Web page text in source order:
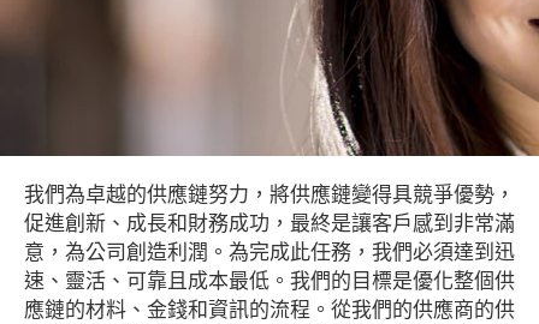
我們為卓越的供應鏈努力，將供應鏈變得具競爭優勢，
促進創新、成長和財務成功，最終是讓客戶感到非常滿
意，為公司創造利潤。為完成此任務，我們必須達到迅
速、靈活、可靠且成本最低。我們的目標是優化整個供
應鏈的材料、金錢和資訊的流程。從我們的供應商的供